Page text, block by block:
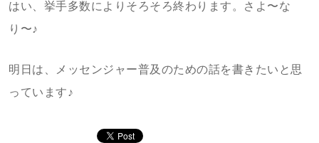
はい、挙手多数によりそろそろ終わります。さよ〜な
り〜♪
明日は、メッセンジャー普及のための話を書きたいと思
っています♪